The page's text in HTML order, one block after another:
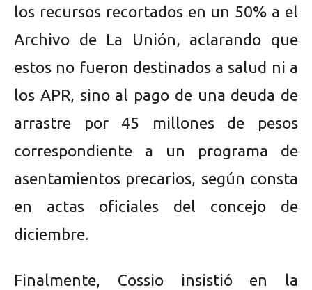
los recursos recortados en un 50% a el
Archivo de La Unión, aclarando que
estos no fueron destinados a salud ni a
los APR, sino al pago de una deuda de
arrastre por 45 millones de pesos
correspondiente a un programa de
asentamientos precarios, según consta
en actas oficiales del concejo de
diciembre.
Finalmente, Cossio insistió en la